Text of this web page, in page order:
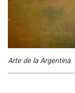
Arte de la Argentina